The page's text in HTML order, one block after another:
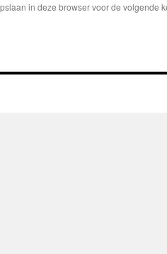
in deze browser voor de volgende